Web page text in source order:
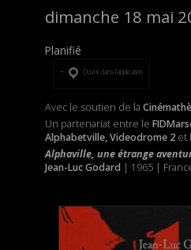
dimanche 18 mai
Planifié
Ouvrir dans l’application
Avec le soutien de la
Un partenariat entre le
Alphabetville, Videodrome 2 et
Alphaville, une étrange
Jean-Luc Godard | 1965 |